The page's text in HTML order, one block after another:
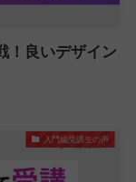
！良いデザイン
入門編受講生の声